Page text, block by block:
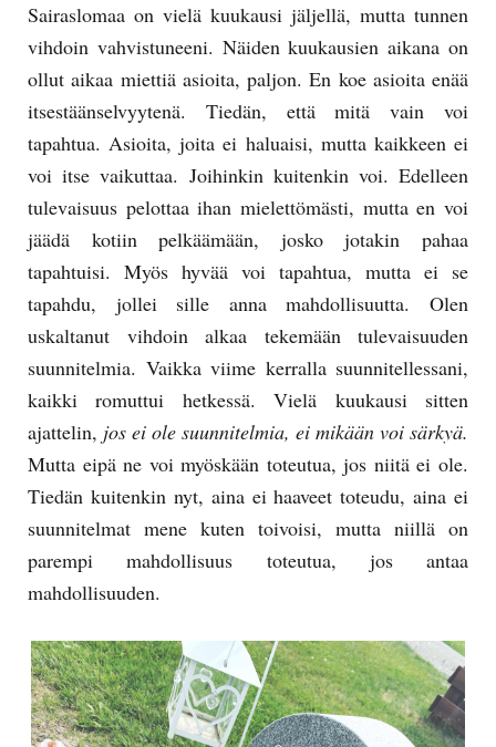
Sairaslomaa on vielä kuukausi jäljellä, mutta tunnen
vihdoin vahvistuneeni. Näiden kuukausien aikana on
ollut aikaa miettiä asioita, paljon. En koe asioita enää
itsestäänselvyytenä. Tiedän, että mitä vain voi
tapahtua. Asioita, joita ei haluaisi, mutta kaikkeen ei
voi itse vaikuttaa. Joihinkin kuitenkin voi. Edelleen
tulevaisuus pelottaa ihan mielettömästi, mutta en voi
jäädä kotiin pelkäämään, josko jotakin pahaa
tapahtuisi. Myös hyvää voi tapahtua, mutta ei se
tapahdu, jollei sille anna mahdollisuutta. Olen
uskaltanut vihdoin alkaa tekemään tulevaisuuden
suunnitelmia. Vaikka viime kerralla suunnitellessani,
kaikki romuttui hetkessä. Vielä kuukausi sitten
ajattelin, jos ei ole suunnitelmia, ei mikään voi särkyä.
Mutta eipä ne voi myöskään toteutua, jos niitä ei ole.
Tiedän kuitenkin nyt, aina ei haaveet toteudu, aina ei
suunnitelmat mene kuten toivoisi, mutta niillä on
parempi mahdollisuus toteutua, jos antaa
mahdollisuuden.